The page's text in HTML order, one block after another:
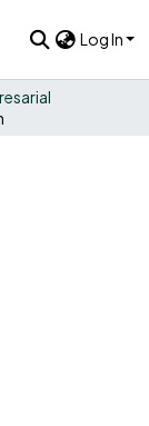
Log In